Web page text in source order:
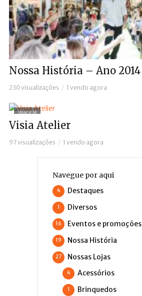
Nossa História – Ano 2014
230 visualizações 1 vendo agora
IMAGEM
Visia Atelier
97 visualizações 1 vendo agora
Navegue por aqui
Destaques
4
Diversos
1
Eventos e promoções
16
Nossa História
19
Nossas Lojas
27
Acessórios
4
Brinquedos
1